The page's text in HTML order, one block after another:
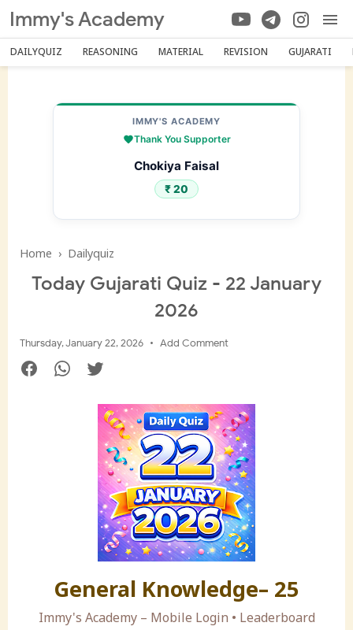
Immy's Academy
DAILYQUIZ REASONING MATERIAL REVISION GUJARATI
IMMY'S ACADEMY
Thank You Supporter
Chokiya Faisal
₹ 20
Home › Dailyquiz
Today Gujarati Quiz - 22 January
2026
Thursday, January 22, 2026 Add Comment
General Knowledge– 25
Immy's Academy – Mobile Login • Leaderboard